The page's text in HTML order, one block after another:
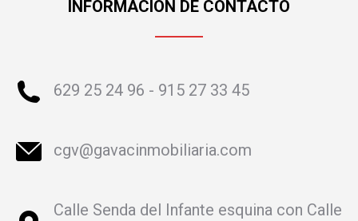
INFORMACIÓN DE CONTACTO
629 25 24 96 - 915 27 33 45
cgv@gavacinmobiliaria.com
Calle Senda del Infante esquina con Calle